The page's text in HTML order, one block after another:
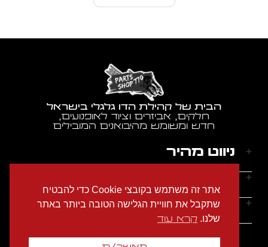
הבית של קהילת הדו גלגלי בישראל
חלקים, אביזרים וציוד לאופנועים,
חדש ומשומש מהיבואנים המובילים
ניווט מהיר
דף הבית
אודותינו
הצהרת נגישות
מדיניות הפרטיות
ראשון - חמישי: 9:00-18:00
יצירת קשר
אתר זה משתמש בקובצי Cookie כדי להבטיח
שתקבל את חוויית הגלישה הטובה ביותר באתר
שלנו. קרא עוד